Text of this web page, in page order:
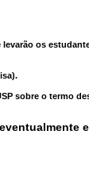
os
sobre o termo